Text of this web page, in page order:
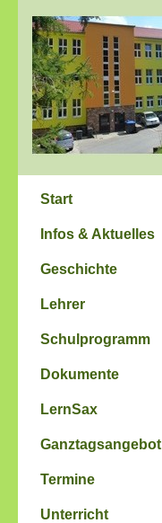
Start
Infos & Aktuelles
Geschichte
Lehrer
Schulprogramm
Dokumente
LernSax
Ganztagsangebot
Termine
Unterricht